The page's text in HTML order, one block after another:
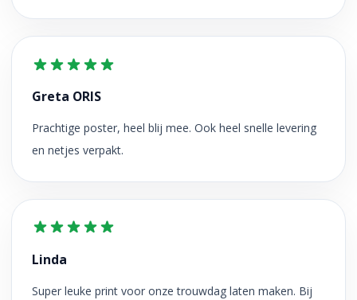
Greta ORIS
Prachtige poster, heel blij mee. Ook heel snelle levering
en netjes verpakt.
Linda
Super leuke print voor onze trouwdag laten maken. Bij